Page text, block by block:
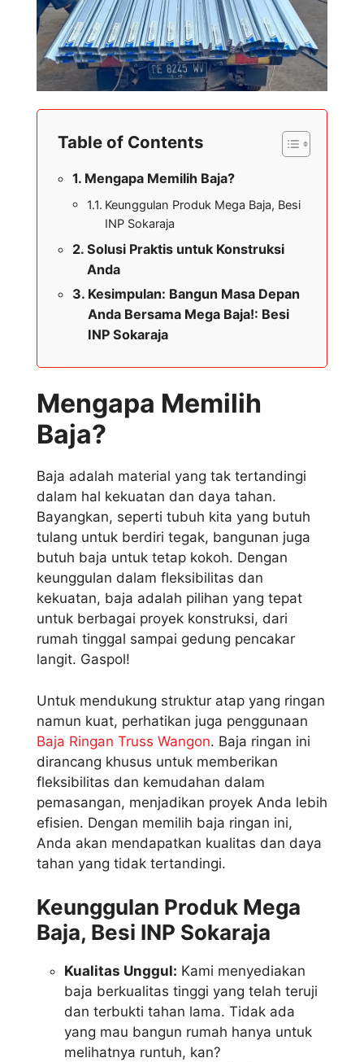
Table of Contents
Mengapa Memilih Baja?
Keunggulan Produk Mega Baja, Besi
INP Sokaraja
Solusi Praktis untuk Konstruksi
Anda
Kesimpulan: Bangun Masa Depan
Anda Bersama Mega Baja!: Besi
INP Sokaraja
Mengapa Memilih
Baja?
Baja adalah material yang tak tertandingi
dalam hal kekuatan dan daya tahan.
Bayangkan, seperti tubuh kita yang butuh
tulang untuk berdiri tegak, bangunan juga
butuh baja untuk tetap kokoh. Dengan
keunggulan dalam fleksibilitas dan
kekuatan, baja adalah pilihan yang tepat
untuk berbagai proyek konstruksi, dari
rumah tinggal sampai gedung pencakar
langit. Gaspol!
Untuk mendukung struktur atap yang ringan
namun kuat, perhatikan juga penggunaan
Baja Ringan Truss Wangon. Baja ringan ini
dirancang khusus untuk memberikan
fleksibilitas dan kemudahan dalam
pemasangan, menjadikan proyek Anda lebih
efisien. Dengan memilih baja ringan ini,
Anda akan mendapatkan kualitas dan daya
tahan yang tidak tertandingi.
Keunggulan Produk Mega
Baja, Besi INP Sokaraja
Kualitas Unggul: Kami menyediakan
baja berkualitas tinggi yang telah teruji
dan terbukti tahan lama. Tidak ada
yang mau bangun rumah hanya untuk
melihatnya runtuh, kan?